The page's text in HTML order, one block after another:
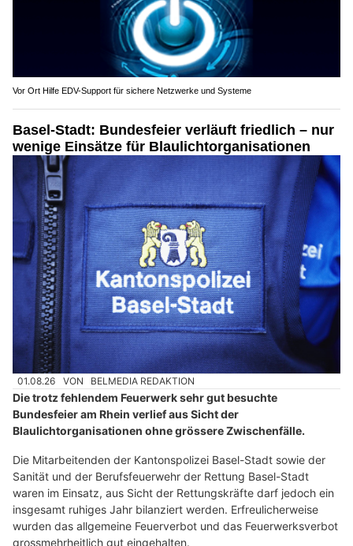
Vor Ort Hilfe EDV-Support für sichere Netzwerke und Systeme
Basel-Stadt: Bundesfeier verläuft friedlich – nur
wenige Einsätze für Blaulichtorganisationen
01.08.26 VON BELMEDIA REDAKTION
Die trotz fehlendem Feuerwerk sehr gut besuchte
Bundesfeier am Rhein verlief aus Sicht der
Blaulichtorganisationen ohne grössere Zwischenfälle.
Die Mitarbeitenden der Kantonspolizei Basel-Stadt sowie der
Sanität und der Berufsfeuerwehr der Rettung Basel-Stadt
waren im Einsatz, aus Sicht der Rettungskräfte darf jedoch ein
insgesamt ruhiges Jahr bilanziert werden. Erfreulicherweise
wurden das allgemeine Feuerverbot und das Feuerwerksverbot
grossmehrheitlich gut eingehalten.